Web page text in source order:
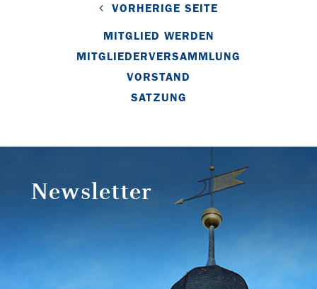
VORHERIGE SEITE
MITGLIED WERDEN
MITGLIEDERVERSAMMLUNG
VORSTAND
SATZUNG
Newsletter